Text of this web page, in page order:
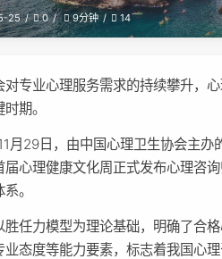
25 0 9分钟 14
对专业心理服务需求的持续攀升，
期。
月29日，由中国心理卫生协会主办
届心理健康文化周正式发布心理咨
。
胜任力模型为理论基础，明确了合
业态度等能力要素，标志着我国心